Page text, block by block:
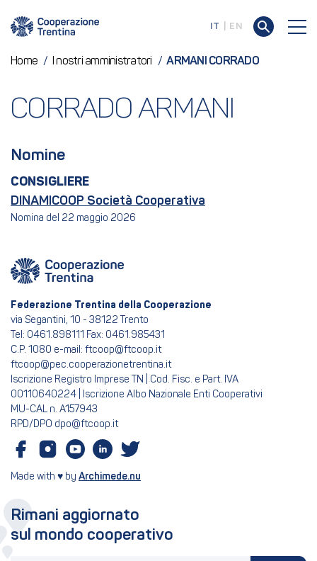
IT EN
Home / I nostri amministratori / ARMANI CORRADO
CORRADO ARMANI
Nomine
CONSIGLIERE
DINAMICOOP Società Cooperativa
Nomina del 22 maggio 2026
Federazione Trentina della Cooperazione
via Segantini, 10 - 38122 Trento
Tel: 0461.898111 Fax: 0461.985431
C.P. 1080 e-mail: ftcoop@ftcoop.it
ftcoop@pec.cooperazionetrentina.it
Iscrizione Registro Imprese TN | Cod. Fisc. e Part. IVA
00110640224 | Iscrizione Albo Nazionale Enti Cooperativi
MU-CAL n. A157943
RPD/DPO dpo@ftcoop.it
Made with ♥ by Archimede.nu
Rimani aggiornato
sul mondo cooperativo